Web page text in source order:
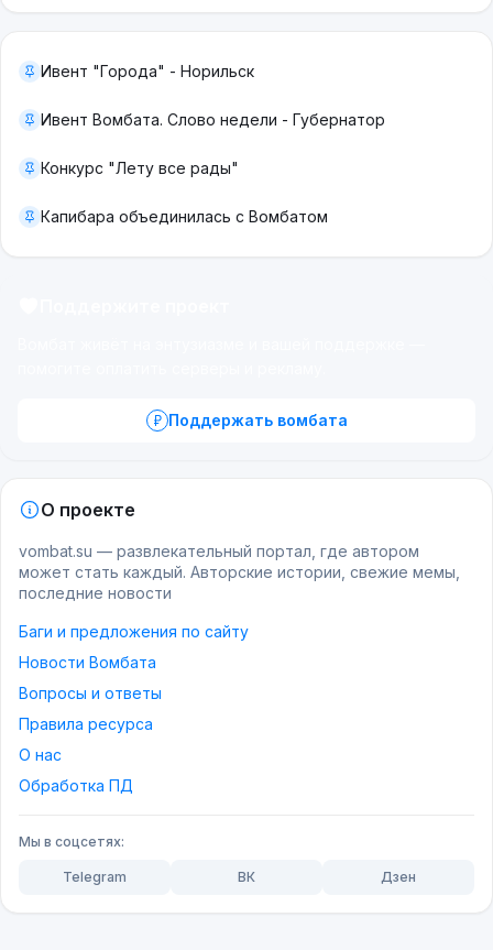
@GGDR
это не ругательство, а название ракетницы.
веденияпереговоров
Ивент "Города" - Норильск
Ивент Вомбата. Слово недели - Губернатор
Конкурс "Лету все рады"
Капибара объединилась с Вомбатом
Поддержать вомбата
О проекте
vombat.su — развлекательный портал, где автором
может стать каждый. Авторские истории, свежие мемы,
последние новости
Баги и предложения по сайту
Новости Вомбата
Вопросы и ответы
Правила ресурса
О нас
Обработка ПД
Мы в соцсетях:
Telegram ВК Дзен